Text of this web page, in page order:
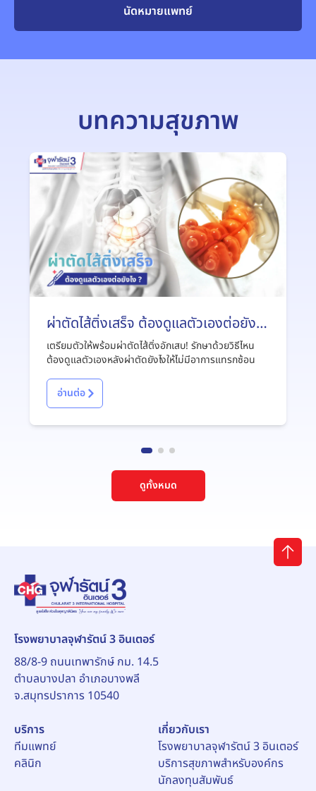
นัดหมายแพทย์
บทความสุขภาพ
ผ่าตัดไส้ติ่งเสร็จ ต้องดูแลตัวเองต่อยังไง
?
เตรียมตัวให้พร้อมผ่าตัดไส้ติ่งอักเสบ! รักษาด้วยวิธีไหน
ต้องดูแลตัวเองหลังผ่าตัดยังไงให้ไม่มีอาการแทรกซ้อน
อ่านต่อ
ดูทั้งหมด
โรงพยาบาลจุฬารัตน์ 3 อินเตอร์
88/8-9 ถนนเทพารักษ์ กม. 14.5
ตำบลบางปลา อำเภอบางพลี
จ.สมุทรปราการ 10540
บริการ
ทีมแพทย์
คลินิก
เกี่ยวกับเรา
โรงพยาบาลจุฬารัตน์ 3 อินเตอร์
บริการสุขภาพสำหรับองค์กร
นักลงทุนสัมพันธ์